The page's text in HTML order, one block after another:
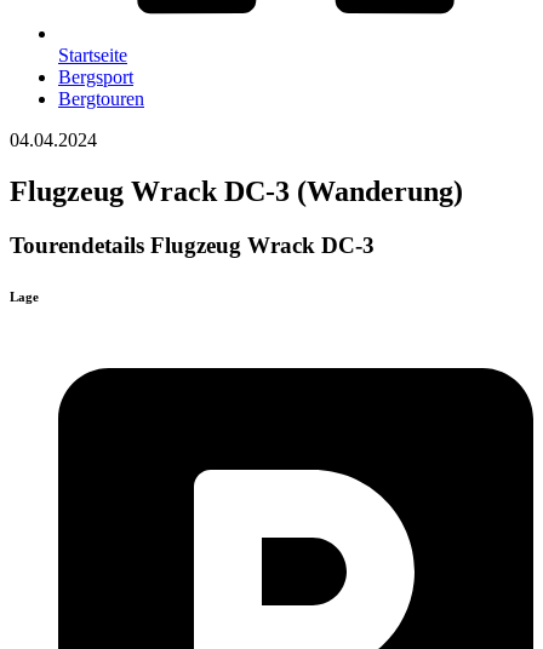
Startseite
Bergsport
Bergtouren
04.04.2024
Flugzeug Wrack DC-3 (Wanderung)
Tourendetails Flugzeug Wrack DC-3
Lage